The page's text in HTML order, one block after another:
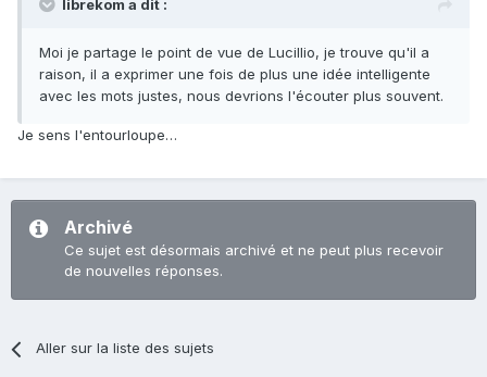
librekom a dit :
Moi je partage le point de vue de Lucillio, je trouve qu'il a
raison, il a exprimer une fois de plus une idée intelligente
avec les mots justes, nous devrions l'écouter plus souvent.
Je sens l'entourloupe…
Archivé
Ce sujet est désormais archivé et ne peut plus recevoir
de nouvelles réponses.
Aller sur la liste des sujets